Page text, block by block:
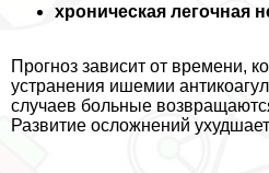
хроническая легочная
Прогноз зависит от времени,
устранения ишемии
случаев больные
Развитие осложнений